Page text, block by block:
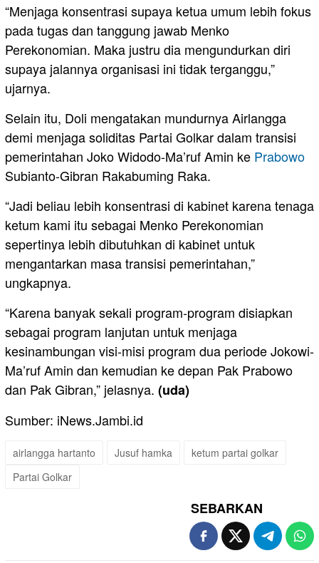
“Menjaga konsentrasi supaya ketua umum lebih fokus
pada tugas dan tanggung jawab Menko
Perekonomian. Maka justru dia mengundurkan diri
supaya jalannya organisasi ini tidak terganggu,”
ujarnya.
Selain itu, Doli mengatakan mundurnya Airlangga
demi menjaga soliditas Partai Golkar dalam transisi
pemerintahan Joko Widodo-Ma’ruf Amin ke Prabowo
Subianto-Gibran Rakabuming Raka.
“Jadi beliau lebih konsentrasi di kabinet karena tenaga
ketum kami itu sebagai Menko Perekonomian
sepertinya lebih dibutuhkan di kabinet untuk
mengantarkan masa transisi pemerintahan,”
ungkapnya.
“Karena banyak sekali program-program disiapkan
sebagai program lanjutan untuk menjaga
kesinambungan visi-misi program dua periode Jokowi-
Ma’ruf Amin dan kemudian ke depan Pak Prabowo
dan Pak Gibran,” jelasnya. (uda)
Sumber: iNews.Jambi.id
airlangga hartanto Jusuf hamka
ketum partai golkar
Partai Golkar
SEBARKAN